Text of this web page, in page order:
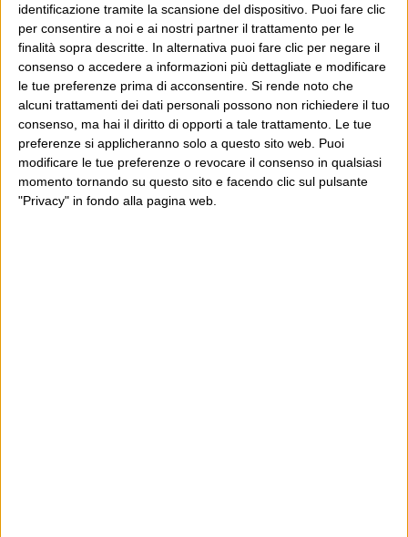
identificazione tramite la scansione del dispositivo. Puoi fare clic
per consentire a noi e ai nostri partner il trattamento per le
finalità sopra descritte. In alternativa puoi fare clic per negare il
consenso o accedere a informazioni più dettagliate e modificare
le tue preferenze prima di acconsentire. Si rende noto che
alcuni trattamenti dei dati personali possono non richiedere il tuo
consenso, ma hai il diritto di opporti a tale trattamento. Le tue
preferenze si applicheranno solo a questo sito web. Puoi
modificare le tue preferenze o revocare il consenso in qualsiasi
momento tornando su questo sito e facendo clic sul pulsante
"Privacy" in fondo alla pagina web.
E per i regali di Natale